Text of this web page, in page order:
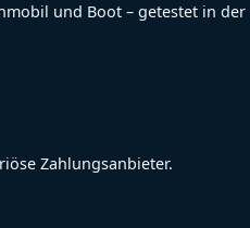
und Boot – getestet in der
Zahlungsanbieter.